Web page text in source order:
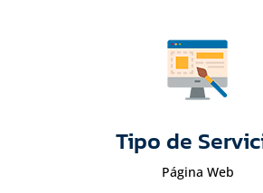
Tipo de
Página Web